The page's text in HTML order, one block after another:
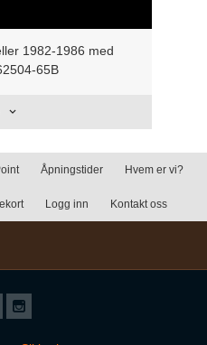
1982-1986 med
65B
Åpningstider Hvem er vi?
Logg inn Kontakt oss